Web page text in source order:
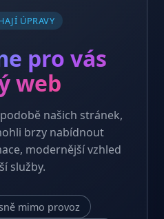
ÚPRAVY
pro vás
web
našich stránek,
brzy nabídnout
modernější vzhled
služby.
mimo provoz